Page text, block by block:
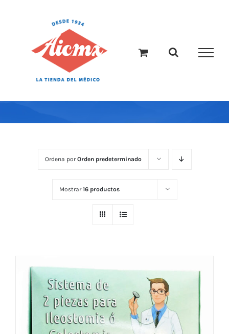
Ordena porOrden predeterminado
Mostrar16 productos